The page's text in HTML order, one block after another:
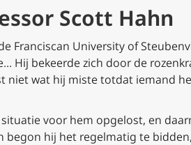
Scott Hahn
Franciscan University of
Hij bekeerde zich door de
niet wat hij miste totdat iemand
voor hem opgelost, en
begon hij het regelmatig te